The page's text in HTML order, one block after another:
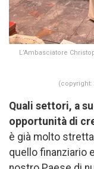
L’Ambasciatore
(copyright:
Quali settori, a
opportunità di
è già molto
quello finanziario